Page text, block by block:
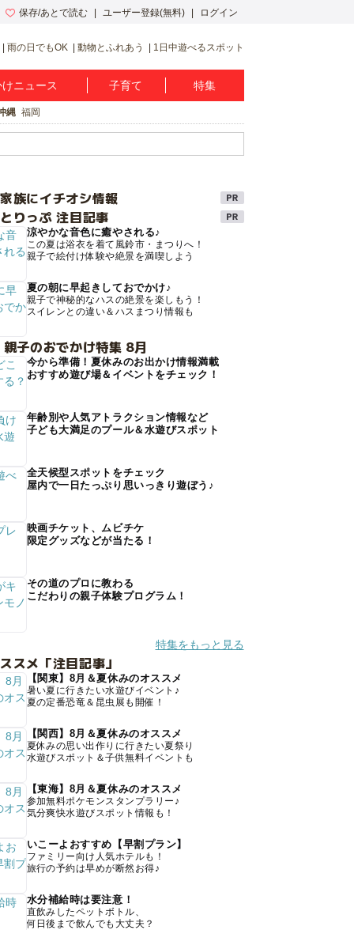
保存/あとで読む ユーザー登録(無料) ログイン
雨の日でもOK 動物とふれあう 1日中遊べるスポット
ニュース 子育て 特集
縄 福岡
族にイチオシ情報
りっぷ 注目記事
涼やかな音色に癒やされる♪
この夏は浴衣を着て風鈴市・まつりへ！
親子で絵付け体験や絶景を満喫しよう
夏の朝に早起きしておでかけ♪
親子で神秘的なハスの絶景を楽しもう！
スイレンとの違い＆ハスまつり情報も
子のおでかけ特集 8月
今から準備！夏休みのお出かけ情報満載
おすすめ遊び場＆イベントをチェック！
年齢別や人気アトラクション情報など
子ども大満足のプール＆水遊びスポット
全天候型スポットをチェック
屋内で一日たっぷり思いっきり遊ぼう♪
映画チケット、ムビチケ
限定グッズなどが当たる！
その道のプロに教わる
こだわりの親子体験プログラム！
特集をもっと見る
スメ「注目記事」
【関東】8月＆夏休みのオススメ
暑い夏に行きたい水遊びイベント♪
夏の定番恐竜＆昆虫展も開催！
【関西】8月＆夏休みのオススメ
夏休みの思い出作りに行きたい夏祭り
水遊びスポット＆子供無料イベントも
【東海】8月＆夏休みのオススメ
参加無料ポケモンスタンプラリー♪
気分爽快水遊びスポット情報も！
いこーよおすすめ【早割プラン】
ファミリー向け人気ホテルも！
旅行の予約は早めが断然お得♪
水分補給時は要注意！
直飲みしたペットボトル、
何日後まで飲んでも大丈夫？